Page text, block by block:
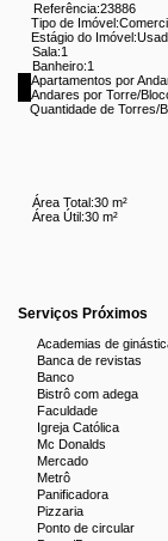
Referência:23886
Tipo de Imóvel:
Estágio do Imóvel:
Sala:1
Banheiro:1
Apartamentos por
Andares por Torre/
Quantidade de Torres/
Área Total:30 m²
Área Útil:30 m²
Serviços Próximos
Academias de
Banca de revistas
Banco
Bistrô com adega
Faculdade
Igreja Católica
Mc Donalds
Mercado
Metrô
Panificadora
Pizzaria
Ponto de circular